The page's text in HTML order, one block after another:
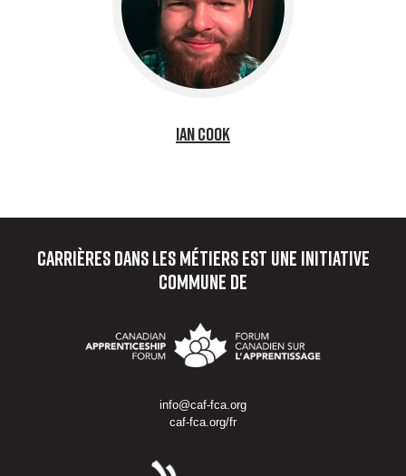
Ian Cook
Carrières dans les métiersest une initiative
commune de
info@caf-fca.org
caf-fca.org/fr